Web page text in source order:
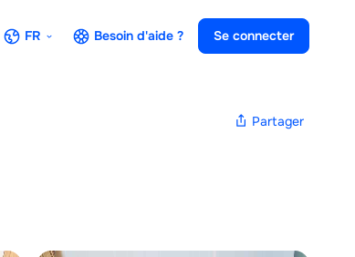
FR Besoin d'aide ? Se connecter
Partager